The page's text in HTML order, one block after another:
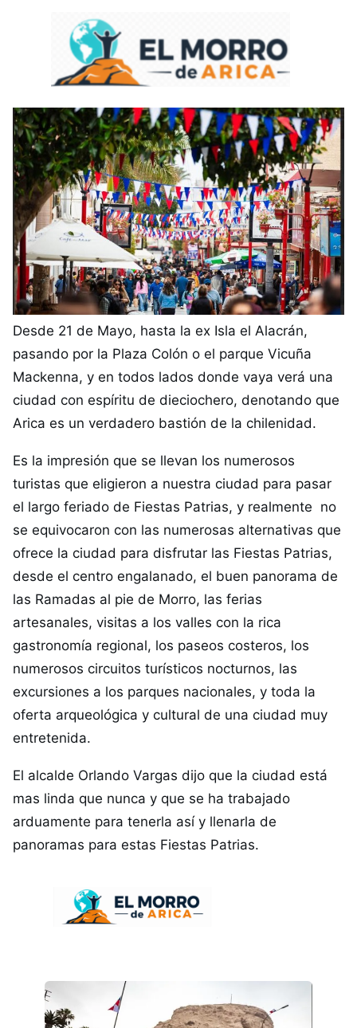
Desde 21 de Mayo, hasta la ex Isla el Alacrán,
pasando por la Plaza Colón o el parque Vicuña
Mackenna, y en todos lados donde vaya verá una
ciudad con espíritu de dieciochero, denotando que
Arica es un verdadero bastión de la chilenidad.
Es la impresión que se llevan los numerosos
turistas que eligieron a nuestra ciudad para pasar
el largo feriado de Fiestas Patrias, y realmente no
se equivocaron con las numerosas alternativas que
ofrece la ciudad para disfrutar las Fiestas Patrias,
desde el centro engalanado, el buen panorama de
las Ramadas al pie de Morro, las ferias
artesanales, visitas a los valles con la rica
gastronomía regional, los paseos costeros, los
numerosos circuitos turísticos nocturnos, las
excursiones a los parques nacionales, y toda la
oferta arqueológica y cultural de una ciudad muy
entretenida.
El alcalde Orlando Vargas dijo que la ciudad está
mas linda que nunca y que se ha trabajado
arduamente para tenerla así y llenarla de
panoramas para estas Fiestas Patrias.